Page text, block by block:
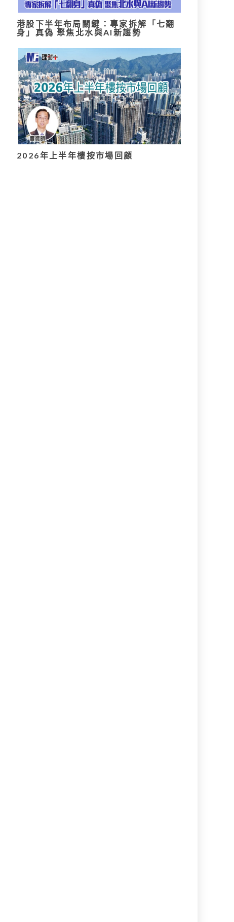
港股下半年布局關鍵：專家拆解「七翻
身」真偽 聚焦北水與AI新趨勢
2026年上半年樓按市場回顧